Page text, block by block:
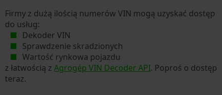
Firmy z dużą ilością numerów VIN mogą uzyskać dostęp
do usług:
Dekoder VIN
Sprawdzenie skradzionych
Wartość rynkowa pojazdu
z łatwością z Agrogép VIN Decoder API. Poproś o dostęp
teraz.